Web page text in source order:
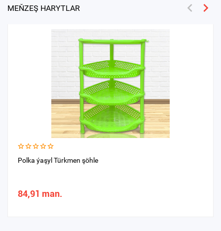
MEŇZEŞ HARYTLAR
Polka ýaşyl Türkmen şöhle
84,91 man.